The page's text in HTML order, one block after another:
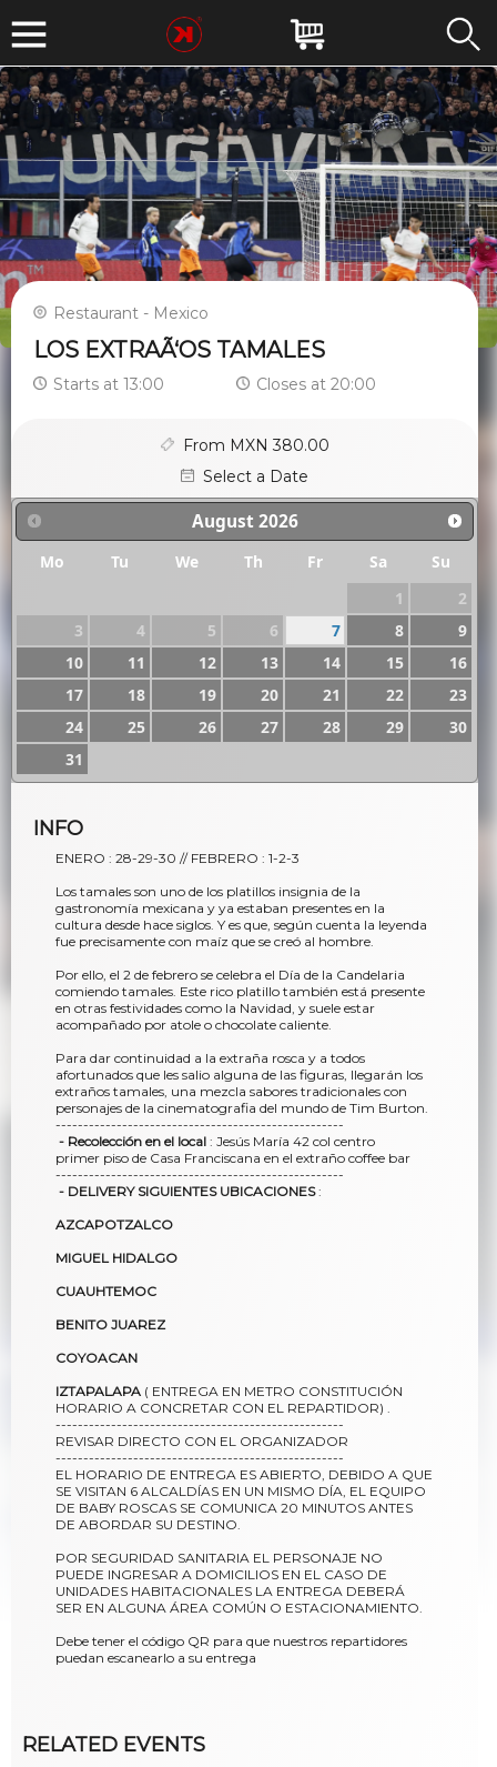
Restaurant - Mexico
LOS EXTRAÃ‘OS TAMALES
Starts at 13:00 Closes at 20:00
From MXN 380.00
Select a Date
August 2026
Mo Tu We Th Fr Sa
Su
1
2
3
4 5 6 7 8
9
10
11 12 13 14 15
16
17
18 19 20 21 22
23
24
25 26 27 28 29
30
31
INFO
ENERO : 28-29-30 // FEBRERO : 1-2-3
Los tamales son uno de los platillos insignia de la
gastronomía mexicana y ya estaban presentes en la
cultura desde hace siglos. Y es que, según cuenta la leyenda
fue precisamente con maíz que se creó al hombre.
Por ello, el 2 de febrero se celebra el Día de la Candelaria
comiendo tamales. Este rico platillo también está presente
en otras festividades como la Navidad, y suele estar
acompañado por atole o chocolate caliente.
Para dar continuidad a la extraña rosca y a todos
afortunados que les salio alguna de las figuras, llegarán los
extraños tamales, una mezcla sabores tradicionales con
personajes de la cinematografia del mundo de Tim Burton.
----------------------------------------------------
- Recolección en el local : Jesús María 42 col centro
primer piso de Casa Franciscana en el extraño coffee bar
----------------------------------------------------
- DELIVERY SIGUIENTES UBICACIONES:
AZCAPOTZALCO
MIGUEL HIDALGO
CUAUHTEMOC
BENITO JUAREZ
COYOACAN
IZTAPALAPA ( ENTREGA EN METRO CONSTITUCIÓN
HORARIO A CONCRETAR CON EL REPARTIDOR) .
----------------------------------------------------
REVISAR DIRECTO CON EL ORGANIZADOR
----------------------------------------------------
EL HORARIO DE ENTREGA ES ABIERTO, DEBIDO A QUE
SE VISITAN 6 ALCALDÍAS EN UN MISMO DÍA, EL EQUIPO
DE BABY ROSCAS SE COMUNICA 20 MINUTOS ANTES
DE ABORDAR SU DESTINO.
POR SEGURIDAD SANITARIA EL PERSONAJE NO
PUEDE INGRESAR A DOMICILIOS EN EL CASO DE
UNIDADES HABITACIONALES LA ENTREGA DEBERÁ
SER EN ALGUNA ÁREA COMÚN O ESTACIONAMIENTO.
Debe tener el código QR para que nuestros repartidores
puedan escanearlo a su entrega
RELATED EVENTS